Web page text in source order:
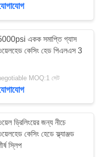
ফ্ল্যাঞ্জ
46
একক সমাপ্তি গ্যাস
কেসিং হেড পিএলএস 3
MOQ:1 সেট
ড্রিলিংয়ের জন্য নীচে
কেসিং হেডে ফ্ল্যাঞ্জড
স্লিপ